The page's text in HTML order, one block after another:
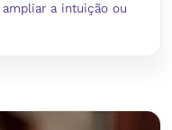
a intuição ou